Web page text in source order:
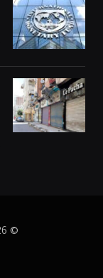
© 2026 جميع الحقوق محفوظة.